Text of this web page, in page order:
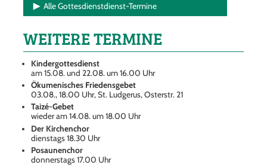
Alle Gottesdienstdienst-Termine
WEITERE TERMINE
Kindergottesdienst
am 15.08. und 22.08. um 16.00 Uhr
Ökumenisches Friedensgebet
03.08., 18.00 Uhr, St. Ludgerus, Osterstr. 21
Taizé-Gebet
wieder am 14.08. um 18.00 Uhr
Der Kirchenchor
dienstags 18.30 Uhr
Posaunenchor
donnerstags 17.00 Uhr